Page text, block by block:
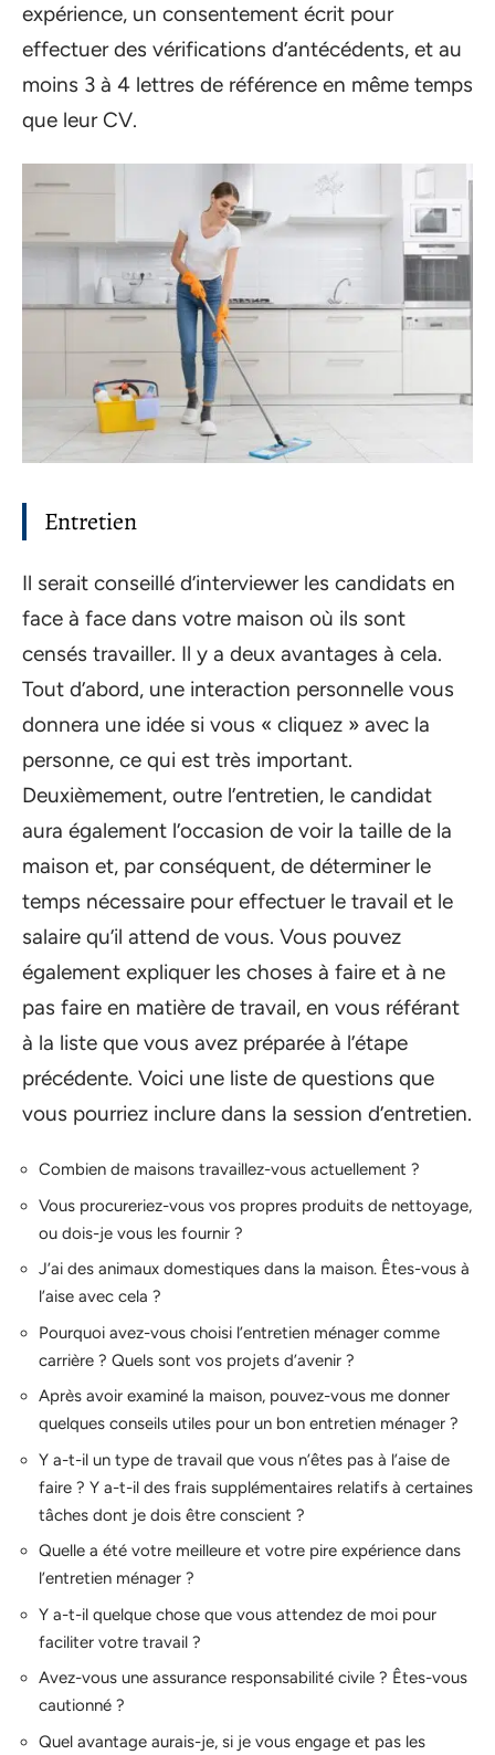
expérience, un consentement écrit pour
effectuer des vérifications d’antécédents, et au
moins 3 à 4 lettres de référence en même temps
que leur CV.
Entretien
Il serait conseillé d’interviewer les candidats en
face à face dans votre maison où ils sont
censés travailler. Il y a deux avantages à cela.
Tout d’abord, une interaction personnelle vous
donnera une idée si vous « cliquez » avec la
personne, ce qui est très important.
Deuxièmement, outre l’entretien, le candidat
aura également l’occasion de voir la taille de la
maison et, par conséquent, de déterminer le
temps nécessaire pour effectuer le travail et le
salaire qu’il attend de vous. Vous pouvez
également expliquer les choses à faire et à ne
pas faire en matière de travail, en vous référant
à la liste que vous avez préparée à l’étape
précédente. Voici une liste de questions que
vous pourriez inclure dans la session d’entretien.
Combien de maisons travaillez-vous actuellement ?
Vous procureriez-vous vos propres produits de nettoyage,
ou dois-je vous les fournir ?
J’ai des animaux domestiques dans la maison. Êtes-vous à
l’aise avec cela ?
Pourquoi avez-vous choisi l’entretien ménager comme
carrière ? Quels sont vos projets d’avenir ?
Après avoir examiné la maison, pouvez-vous me donner
quelques conseils utiles pour un bon entretien ménager ?
Y a-t-il un type de travail que vous n’êtes pas à l’aise de
faire ? Y a-t-il des frais supplémentaires relatifs à certaines
tâches dont je dois être conscient ?
Quelle a été votre meilleure et votre pire expérience dans
l’entretien ménager ?
Y a-t-il quelque chose que vous attendez de moi pour
faciliter votre travail ?
Avez-vous une assurance responsabilité civile ? Êtes-vous
cautionné ?
Quel avantage aurais-je, si je vous engage et pas les